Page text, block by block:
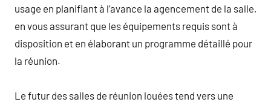
usage en planifiant à l’avance la agencement de la salle,
en vous assurant que les équipements requis sont à
disposition et en élaborant un programme détaillé pour
la réunion.
Le futur des salles de réunion louées tend vers une